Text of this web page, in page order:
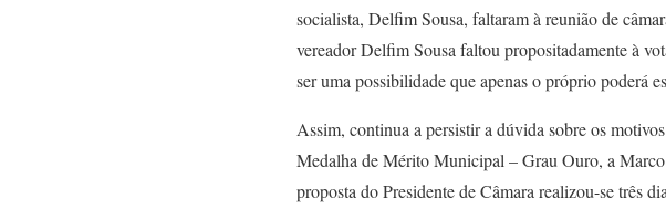
socialista, Delfim Sousa, faltaram à reunião de
vereador Delfim Sousa faltou propositadamente à
ser uma possibilidade que apenas o próprio poderá
Assim, continua a persistir a dúvida sobre os
Medalha de Mérito Municipal – Grau Ouro, a
proposta do Presidente de Câmara realizou-se três